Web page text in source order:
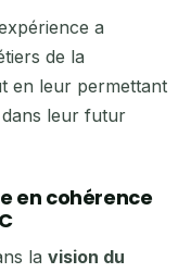
a
de la
en leur permettant
leur futur
en cohérence
la vision du